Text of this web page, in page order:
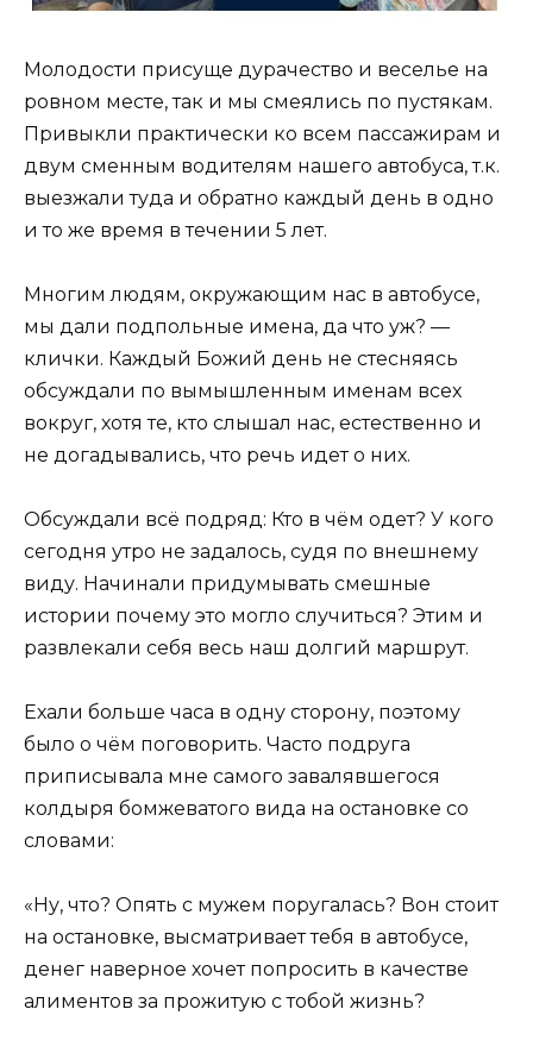
Молодости присуще дурачество и веселье на
ровном месте, так и мы смеялись по пустякам.
Привыкли практически ко всем пассажирам и
двум сменным водителям нашего автобуса, т.к.
выезжали туда и обратно каждый день в одно
и то же время в течении 5 лет.
Многим людям, окружающим нас в автобусе,
мы дали подпольные имена, да что уж? —
клички. Каждый Божий день не стесняясь
обсуждали по вымышленным именам всех
вокруг, хотя те, кто слышал нас, естественно и
не догадывались, что речь идет о них.
Обсуждали всё подряд: Кто в чём одет? У кого
сегодня утро не задалось, судя по внешнему
виду. Начинали придумывать смешные
истории почему это могло случиться? Этим и
развлекали себя весь наш долгий маршрут.
Ехали больше часа в одну сторону, поэтому
было о чём поговорить. Часто подруга
приписывала мне самого завалявшегося
колдыря бомжеватого вида на остановке со
словами:
«Ну, что? Опять с мужем поругалась? Вон стоит
на остановке, высматривает тебя в автобусе,
денег наверное хочет попросить в качестве
алиментов за прожитую с тобой жизнь?